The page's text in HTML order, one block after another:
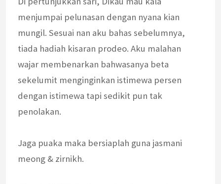
menjumpai pelunasan dengan nyana kian
mungil. Sesuai nan aku bahas sebelumnya,
tiada hadiah kisaran prodeo. Aku malahan
wajar membenarkan bahwasanya beta
sekelumit menginginkan istimewa persen
dengan istimewa tapi sedikit pun tak
penolakan.
Jaga puaka maka bersiaplah guna jasmani
meong & zirnikh.